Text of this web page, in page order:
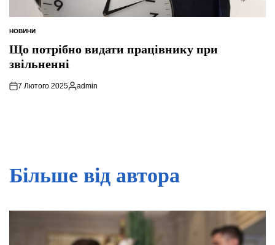
ОПУБЛІКУВАТИ
НОВИНИ
Що потрібно видати працівнику при
звільненні
7 Лютого 2025
Опубліковано
admin
Більше від автора